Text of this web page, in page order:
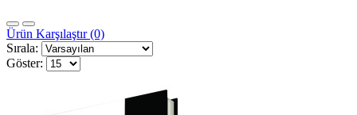
Ürün Karşılaştır (0)
Sırala:
Göster: